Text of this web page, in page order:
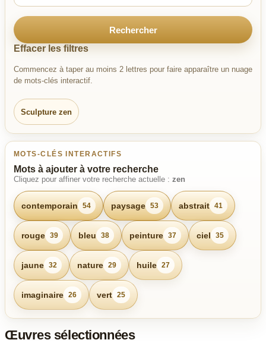
Rechercher
Effacer les filtres
Commencez à taper au moins 2 lettres pour faire apparaître un nuage
de mots-clés interactif.
Sculpture zen
MOTS-CLÉS INTERACTIFS
Mots à ajouter à votre recherche
Cliquez pour affiner votre recherche actuelle : zen
contemporain 54 paysage 53 abstrait 41
rouge 39 bleu 38 peinture 37 ciel 35
jaune 32 nature 29 huile 27
imaginaire 26 vert 25
Œuvres sélectionnées